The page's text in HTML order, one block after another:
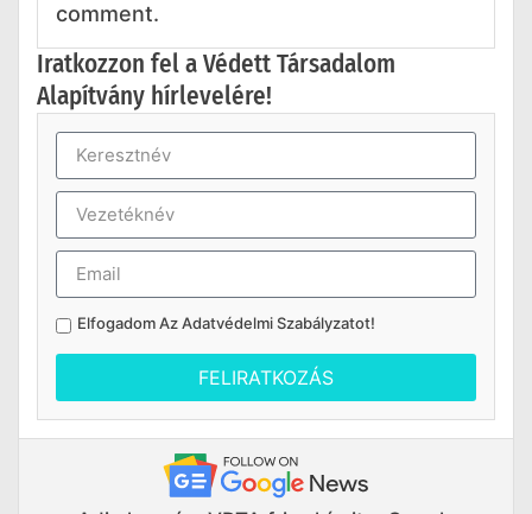
comment.
Iratkozzon fel a Védett Társadalom
Alapítvány hírlevelére!
Elfogadom AzAdatvédelmi Szabályzatot!
FELIRATKOZÁS